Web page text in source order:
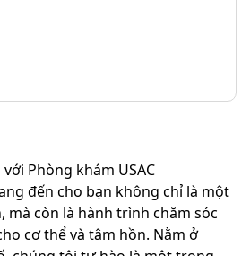
Phòng khám USAC
đến cho bạn không chỉ là một
còn là hành trình chăm sóc
cơ thể và tâm hồn. Nằm ở